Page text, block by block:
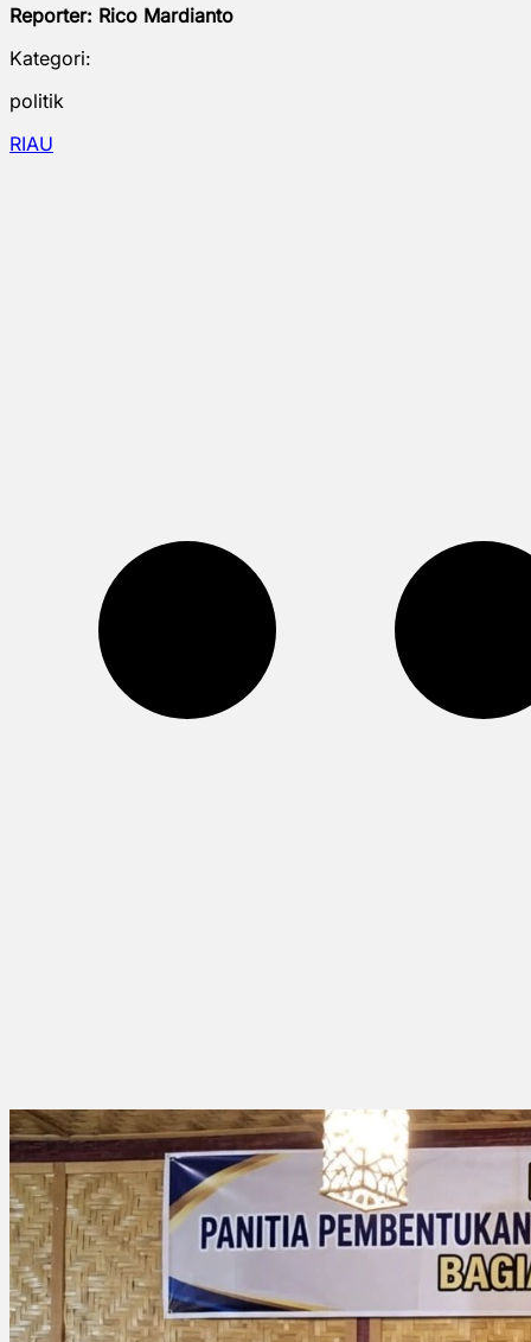
Reporter: Rico Mardianto
Kategori:
politik
RIAU